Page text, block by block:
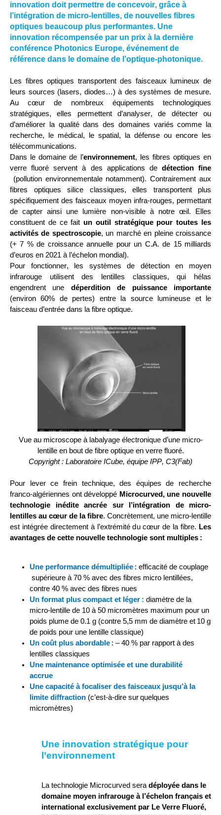
innovation doit permettre de concevoir, grâce à
l’intégration de micro-lentilles, de nouvelles fibres
optiques beaucoup plus performantes. Une
innovation récompensée par un prix à la
conférence Photonics Europe, événement de
référence dans le domaine de l’optique-photonique.
Les fibres optiques transportent des faisceaux lumineux de
leurs sources (lasers, diodes
Au cœur de nombreux équipements technologiques
stratégiques, elles permettent d’analyser, de détecter ou
d’améliorer la qualité dans des domaines variés comme la
recherche, le médical, le spatial, la défense ou encore les
télécommunications.
Dans le domaine de l’environnement, es fibres optiques en
verre fluoré servent à des applications de détection fine
(pollution environnementale notamment). Contrairement aux
fibres optiques silice classiques, e lles transportent
spécifiquement des faisceaux moyen infra-rouges, permettant
de capter ainsi une lumière non-visible à notre œil .
Elles
constituent de ce fait un outil stratégique pour toutes les
activités de spectroscopie, un marché en pleine croissance
(+ 7 % de croissance annuelle pour un C.A. de 15 milliards
d’euros en 2021 à l’échelon mondial).
Pour fonctionner,
les systèmes de détection en moyen
infrarouge utilisent des lentilles classiques, qui hélas
engendrent une déperdition de puissance importante
(environ 60% de pertes) entre la source lumineuse et
le
faisceau d’entrée dans la fibre optique.
Vue au microscope à labalyage électronique d’une micro-
lentille en bout de fibre optique en verre fluoré.
Copyright : Laboratoire ICube, équipe IPP, C3(Fab)
Pour lever ce frein technique, des équipes de recherche
franco-algériennes ont développé Microcurved, une nouvelle
technologie inédite ancrée sur l’intégration de micro-
lentilles au cœur de la fibre. Concrètement, une micro-lentille
est intégrée directement à l’extrémité d u cœur de la fibre. Les
avantages de cette nouvelle technologie sont multiples :
Une performance démultipliée : efficacité de couplage
supérieure à 70 % avec des fibres micro lentillées,
contre 40 % avec des fibres nues
Un format plus compact et léger : diamètre
micro-lentille de 10 à 50 micromètres maximum pour un
poids plume de 0.1 g (contre 5,5 mm de diamètre et 10 g
de poids pour une lentille classique)
Un coût plus abordable : – 40 %
lentilles classiques
Une maintenance optimisée et une
accrue
Une capacité à focaliser des faisceaux jusqu’à la
limite diffraction (c’est-à-dire surquelques
micromètres)
Une innovation stratégique pour
l’environnement
La technologie Microcurved sera déployée dans le
domaine moyen infrarouge à l’échelon français et
international exclusivement par Le Verre Fluoré,